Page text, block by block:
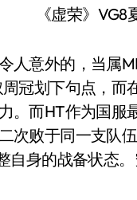
意外的，当属
冠划下句点，而
。而HT作为国服
次败于同一支队
自身的战备状态